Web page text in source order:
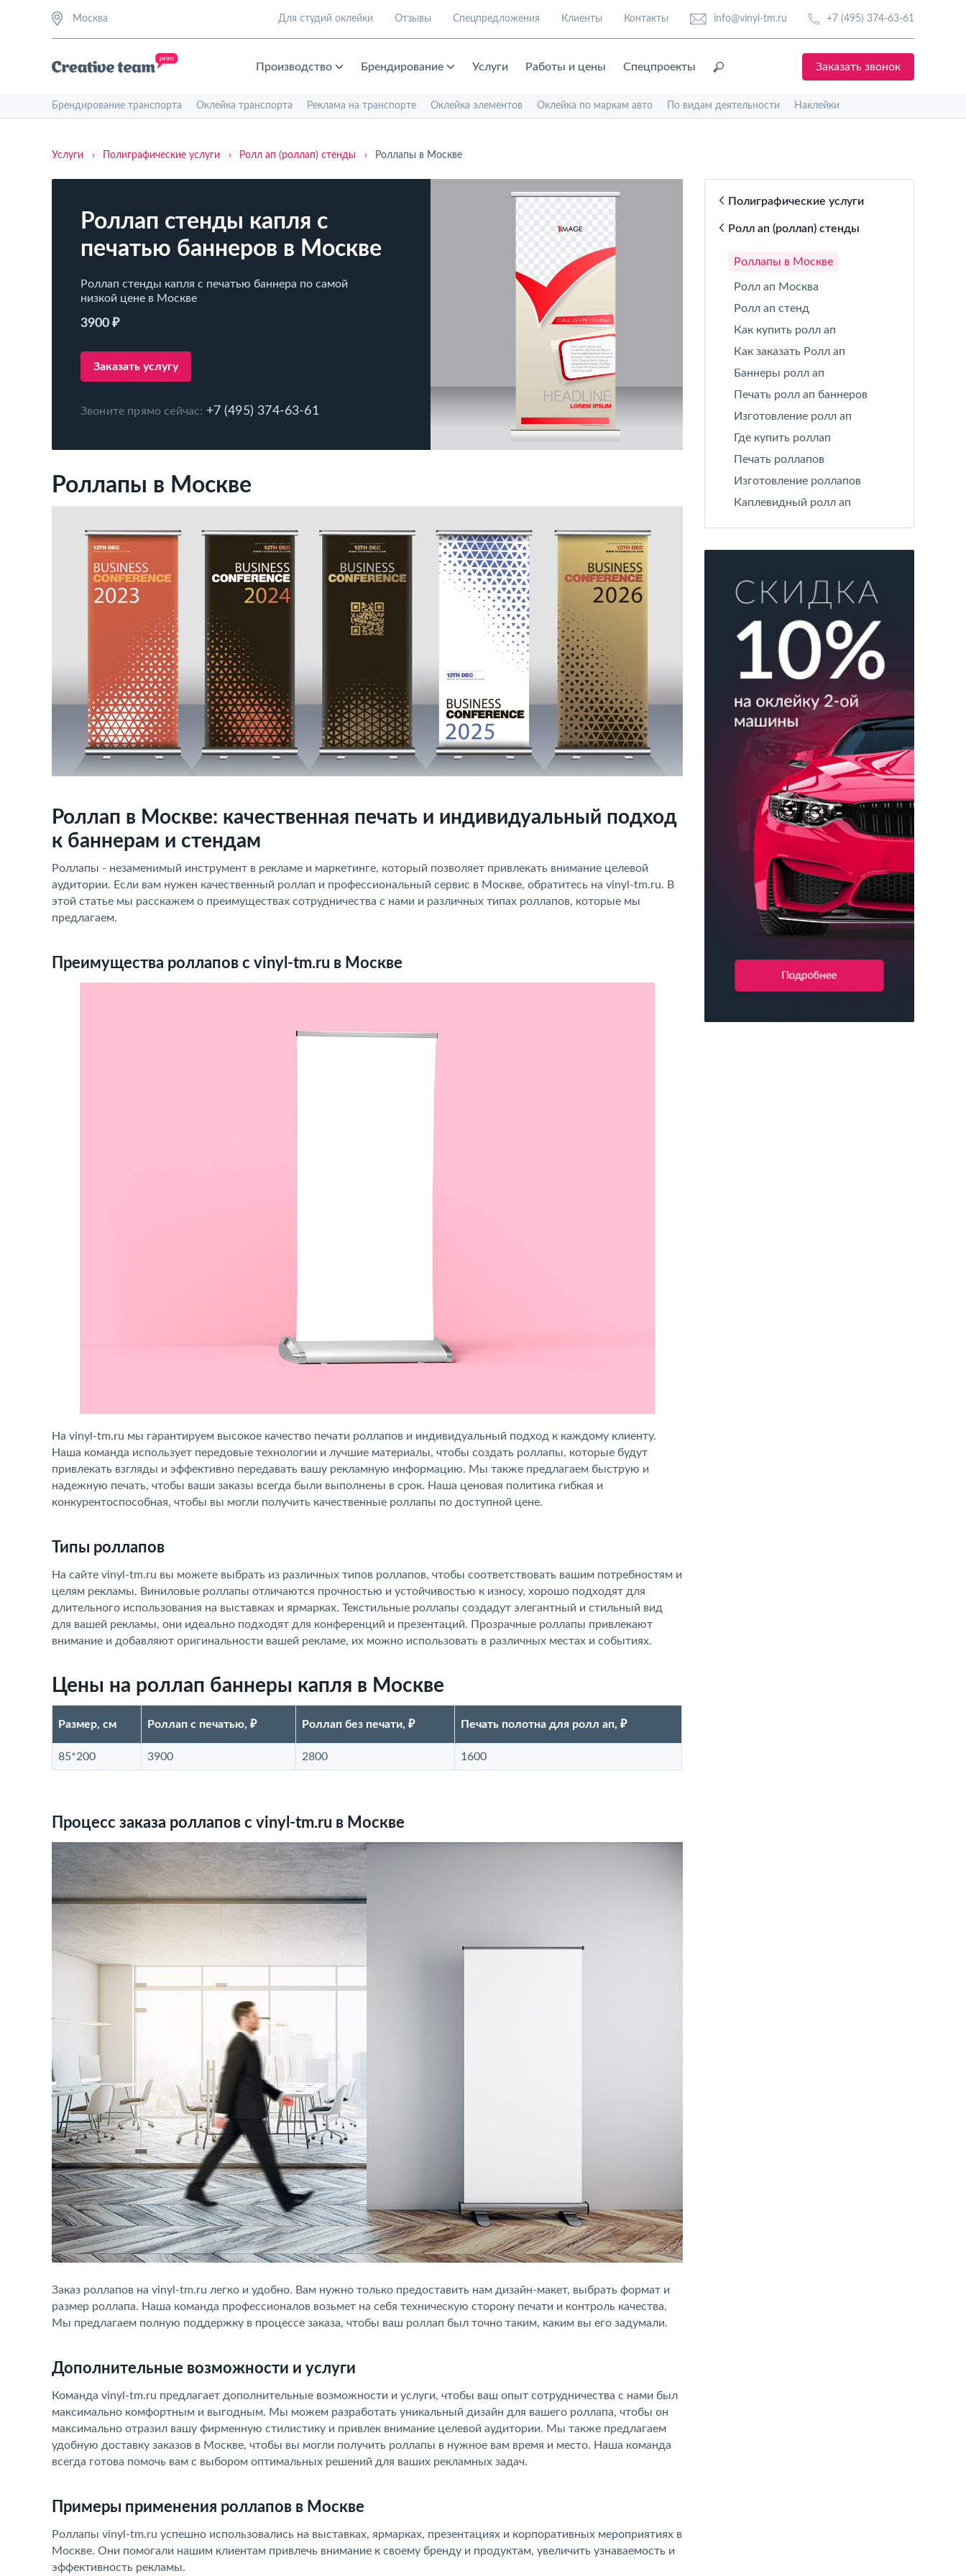
Москва Для студий оклейки Отзывы Спецпредложения Клиенты Контакты info@vinyl-tm.ru +7 (495) 374-63-61
Производство Брендирование Услуги Работы и цены Спецпроекты Заказать звонок
Брендирование транспорта Оклейка транспорта Реклама на транспорте Оклейка элементов Оклейка по маркам авто По видам деятельности Наклейки
Услуги › Полиграфические услуги › Ролл ап (роллап) стенды › Роллапы в Москве
Роллап стенды капля с
печатью баннеров в Москве
Роллап стенды капля с печатью баннера по самой
низкой цене в Москве
3900 ₽
Заказать услугу
Звоните прямо сейчас: +7 (495) 374-63-61
Роллапы в Москве
Роллап в Москве: качественная печать и индивидуальный подход
к баннерам и стендам
Роллапы - незаменимый инструмент в рекламе и маркетинге, который позволяет привлекать внимание целевой
аудитории. Если вам нужен качественный роллап и профессиональный сервис в Москве, обратитесь на vinyl-tm.ru. В
этой статье мы расскажем о преимуществах сотрудничества с нами и различных типах роллапов, которые мы
предлагаем.
Преимущества роллапов с vinyl-tm.ru в Москве
На vinyl-tm.ru мы гарантируем высокое качество печати роллапов и индивидуальный подход к каждому клиенту.
Наша команда использует передовые технологии и лучшие материалы, чтобы создать роллапы, которые будут
привлекать взгляды и эффективно передавать вашу рекламную информацию. Мы также предлагаем быструю и
надежную печать, чтобы ваши заказы всегда были выполнены в срок. Наша ценовая политика гибкая и
конкурентоспособная, чтобы вы могли получить качественные роллапы по доступной цене.
Типы роллапов
На сайте vinyl-tm.ru вы можете выбрать из различных типов роллапов, чтобы соответствовать вашим потребностям и
целям рекламы. Виниловые роллапы отличаются прочностью и устойчивостью к износу, хорошо подходят для
длительного использования на выставках и ярмарках. Текстильные роллапы создадут элегантный и стильный вид
для вашей рекламы, они идеально подходят для конференций и презентаций. Прозрачные роллапы привлекают
внимание и добавляют оригинальности вашей рекламе, их можно использовать в различных местах и событиях.
Цены на роллап баннеры капля в Москве
Размер, см Роллап с печатью, ₽ Роллап без печати, ₽ Печать полотна для ролл ап, ₽
85*200 3900 2800 1600
Процесс заказа роллапов с vinyl-tm.ru в Москве
Заказ роллапов на vinyl-tm.ru легко и удобно. Вам нужно только предоставить нам дизайн-макет, выбрать формат и
размер роллапа. Наша команда профессионалов возьмет на себя техническую сторону печати и контроль качества.
Мы предлагаем полную поддержку в процессе заказа, чтобы ваш роллап был точно таким, каким вы его задумали.
Дополнительные возможности и услуги
Команда vinyl-tm.ru предлагает дополнительные возможности и услуги, чтобы ваш опыт сотрудничества с нами был
максимально комфортным и выгодным. Мы можем разработать уникальный дизайн для вашего роллапа, чтобы он
максимально отразил вашу фирменную стилистику и привлек внимание целевой аудитории. Мы также предлагаем
удобную доставку заказов в Москве, чтобы вы могли получить роллапы в нужное вам время и место. Наша команда
всегда готова помочь вам с выбором оптимальных решений для ваших рекламных задач.
Примеры применения роллапов в Москве
Роллапы vinyl-tm.ru успешно использовались на выставках, ярмарках, презентациях и корпоративных мероприятиях в
Москве. Они помогали нашим клиентам привлечь внимание к своему бренду и продуктам, увеличить узнаваемость и
эффективность рекламы.
Полиграфические услуги
Ролл ап (роллап) стенды
Роллапы в Москве
Ролл ап Москва
Ролл ап стенд
Как купить ролл ап
Как заказать Ролл ап
Баннеры ролл ап
Печать ролл ап баннеров
Изготовление ролл ап
Где купить роллап
Печать роллапов
Изготовление роллапов
Каплевидный ролл ап